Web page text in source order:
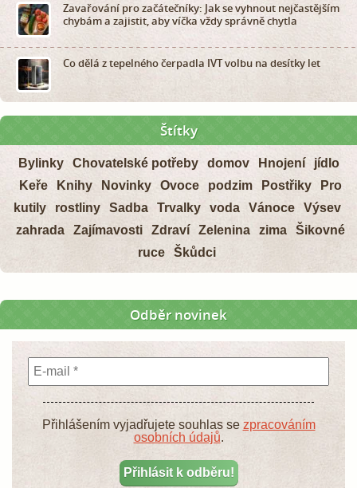
Zavařování pro začátečníky: Jak se vyhnout nejčastějším
chybám a zajistit, aby víčka vždy správně chytla
Co dělá z tepelného čerpadla IVT volbu na desítky let
Štítky
Bylinky Chovatelské potřeby domov Hnojení
jídlo
Keře
Knihy Novinky Ovoce podzim Postřiky
Pro
kutily
rostliny Sadba Trvalky voda Vánoce
Výsev
zahrada
Zajímavosti Zdraví Zelenina zima
Šikovné
ruce
Škůdci
Odběr novinek
Přihlášením vyjadřujete souhlas se zpracováním
osobních údajů.